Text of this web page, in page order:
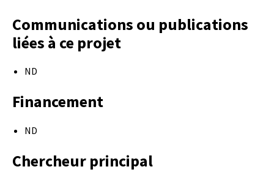
Communications ou publications
liées à ce projet
ND
Financement
ND
Chercheur principal